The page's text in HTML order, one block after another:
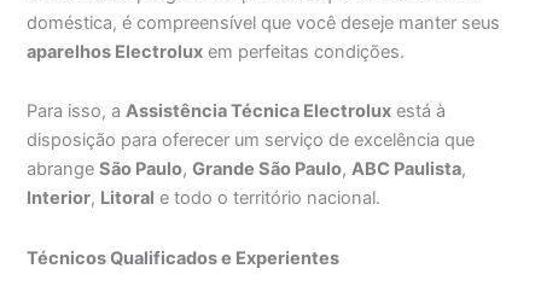
doméstica, é compreensível que você deseje manter seus
aparelhos Electrolux em perfeitas condições.
Para isso, aAssistência Técnica Electrolux está à
disposição para oferecer um serviço de excelência que
abrangeSão Paulo,Grande São Paulo,ABC Paulista,
Interior, Litoral e todo o território nacional.
Técnicos Qualificados e Experientes